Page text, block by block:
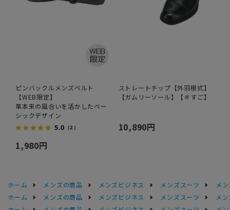
ピンバックルメンズベルト
【WEB限定】
革本来の風合いを活かしたベー
シックデザイン
5.0 （2）
1,980円
ストレートチップ【外羽根式】
【ガムリーソール】【＃すご】
10,890円
ホーム メンズの商品 メンズビジネス メンズスーツ
メ
ホーム
メンズの商品 メンズビジネス メンズスーツ
メ